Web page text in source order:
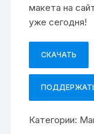
макета на
уже сегодня!
СКАЧАТЬ
Категории: